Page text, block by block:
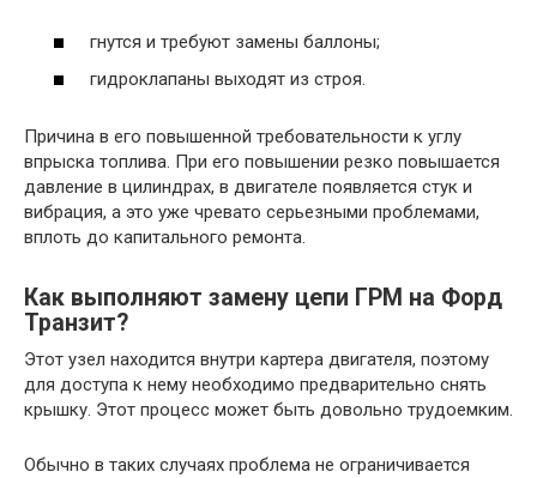
гнутся и требуют замены баллоны;
гидроклапаны выходят из строя.
Причина в его повышенной требовательности к углу
впрыска топлива. При его повышении резко повышается
давление в цилиндрах, в двигателе появляется стук и
вибрация, а это уже чревато серьезными проблемами,
вплоть до капитального ремонта.
Как выполняют замену цепи ГРМ на Форд
Транзит?
Этот узел находится внутри картера двигателя, поэтому
для доступа к нему необходимо предварительно снять
крышку. Этот процесс может быть довольно трудоемким.
Обычно в таких случаях проблема не ограничивается